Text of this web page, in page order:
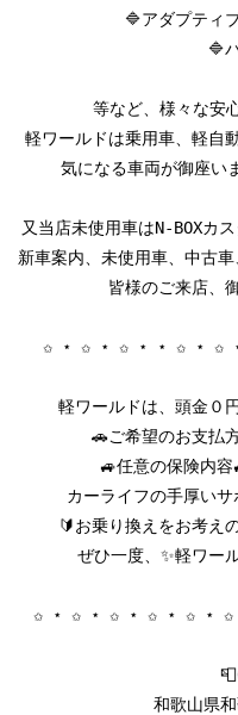
🔷アダプティ
🔷
等など、様々な安
軽ワールドは乗用車、軽自
気になる車両が御座い
又当店未使用車はN-BOXカ
新車案内、未使用車、中古
皆様のご来店、
✩ ⋆ ✩ ⋆ ✩ ⋆ ⋆ ✩ ⋆ ✩
軽ワールドは、頭金０
🚗ご希望のお支払
🚙任意の保険内容
カーライフの手厚いサ
🔰お乗り換えをお考え
ぜひ一度、✨軽ワー
✩ ⋆ ✩ ⋆ ✩ ⋆ ✩ ⋆ ✩ ⋆
和歌山県